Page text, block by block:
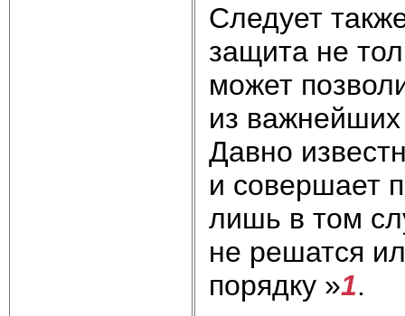
Следует
защита не
может
из
Давно
и совершает
лишь в том
не решатся
порядку »1.